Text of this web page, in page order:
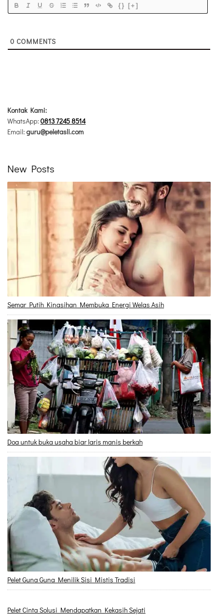
{} [+]
0 COMMENTS
Kontak Kami:
WhatsApp:0813 7245 8514
Email:guru@peletasli.com
New Posts
Semar Putih Kinasihan Membuka Energi Welas Asih
Doa untuk buka usaha biar laris manis berkah
Pelet Guna Guna Menilik Sisi Mistis Tradisi
Pelet Cinta Solusi Mendapatkan Kekasih Sejati